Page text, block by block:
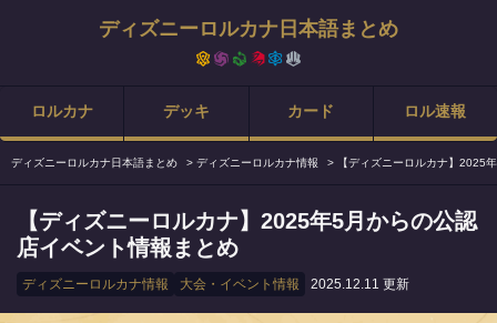
ディズニーロルカナ日本語まとめ
ロルカナ デッキ カード ロル速報
ディズニーロルカナ日本語まとめ > ディズニーロルカナ情報 > 【ディズニーロルカナ】2025
【ディズニーロルカナ】2025年5月からの公認
店イベント情報まとめ
ディズニーロルカナ情報 大会・イベント情報 2025.12.11 更新